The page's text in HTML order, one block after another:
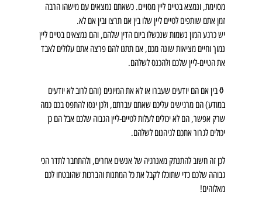
מסוימת, ונמצא בטיים ליין מסויים. כשאתם נמצאים עם מישהו הרבה
זמן אתם שותפים לטיים ליין שלו בין אם תרצו ובין אם לא.
יש כרגע המון נשמות שנכשלו ביום הדין שלהם, והם נמצאים בטיים ליין
נמוך וחיים מציאות שונה מכם, אם תתנו להם פרצה אתם עלולים לאבד
את הטיים-ליין שלכם ולהכנס לשלהם.
⚱️בין אם הם יודעים שעברו או לא את המיונים (והם לרוב לא יודעים
במודע) הם מרגישים עליכם שאתם עברתם, ולכן ינסו להתפס בכם כמה
שרק אפשר, הם לא יכולים לעלות לטיים-ליין הגבוה שלכם אבל הם כן
יכולים לגרור אתכם לגיהנום לשלהם.
לכן זה חשוב להתנתק מאנרגיה של אנשים אחרים, ולהתחבר לתדר הכי
גבוהה שלכם כדי שתוכלו לקבל את כל המתנות והברכות שהובטחו לכם
מאלוהים!